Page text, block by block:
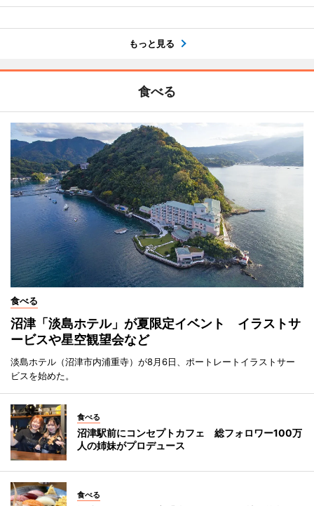
もっと見る
食べる
食べる
沼津「淡島ホテル」が夏限定イベント イラストサ
ービスや星空観望会など
淡島ホテル（沼津市内浦重寺）が8月6日、ポートレートイラストサー
ビスを始めた。
食べる
沼津駅前にコンセプトカフェ 総フォロワー100万
人の姉妹がプロデュース
食べる